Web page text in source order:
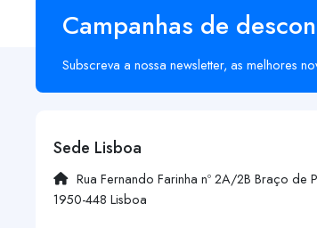
Campanhas de
Subscreva a nossa newsletter, as melhores
Sede Lisboa
Rua Fernando Farinha nº 2A/2B Braço de
1950-448 Lisboa